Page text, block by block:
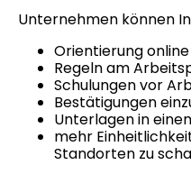
Unternehmen können
Orientierung
Regeln am
Schulungen vor
Bestätigungen
Unterlagen in
mehr
Standorten zu